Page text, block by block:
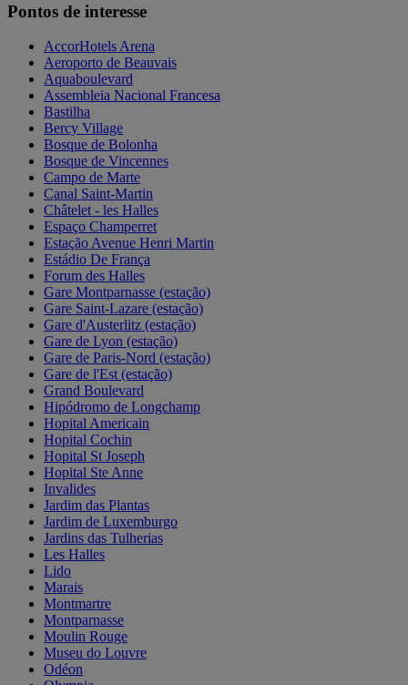
Pontos de interesse
AccorHotels Arena
Aeroporto de Beauvais
Aquaboulevard
Assembleia Nacional Francesa
Bastilha
Bercy Village
Bosque de Bolonha
Bosque de Vincennes
Campo de Marte
Canal Saint-Martin
Châtelet - les Halles
Espaço Champerret
Estação Avenue Henri Martin
Estádio De França
Forum des Halles
Gare Montparnasse (estação)
Gare Saint-Lazare (estação)
Gare d'Austerlitz (estação)
Gare de Lyon (estação)
Gare de Paris-Nord (estação)
Gare de l'Est (estação)
Grand Boulevard
Hipódromo de Longchamp
Hopital Americain
Hopital Cochin
Hopital St Joseph
Hopital Ste Anne
Invalides
Jardim das Plantas
Jardim de Luxemburgo
Jardins das Tulherias
Les Halles
Lido
Marais
Montmartre
Montparnasse
Moulin Rouge
Museu do Louvre
Odéon